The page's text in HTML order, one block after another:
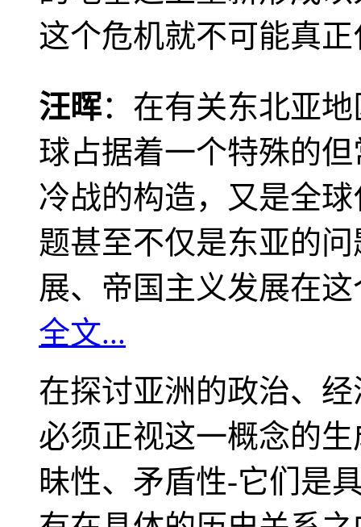
这个危机就不可能真
汪晖：在有关东北亚
球占据着一个特殊的
冷战的构造，又是全
题甚至不仅是东亚的
展、帝国主义发展在
全文...
在探讨亚洲的政治、
必须正视这一概念的
昧性、矛盾性-它们是